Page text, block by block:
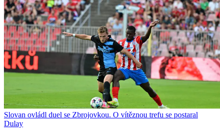
Slovan ovládl duel se Zbrojovkou. O vítěznou trefu se postaral
Dulay